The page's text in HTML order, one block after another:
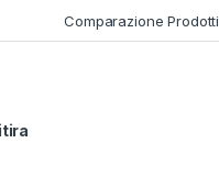
Comparazione Prodotti